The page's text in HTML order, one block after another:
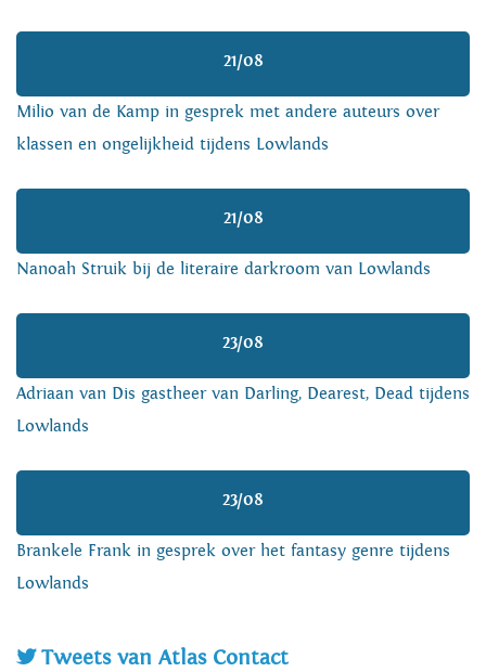
21/08
Milio van de Kamp in gesprek met andere auteurs over
klassen en ongelijkheid tijdens Lowlands
21/08
Nanoah Struik bij de literaire darkroom van Lowlands
23/08
Adriaan van Dis gastheer van Darling, Dearest, Dead tijdens
Lowlands
23/08
Brankele Frank in gesprek over het fantasy genre tijdens
Lowlands
Tweets van Atlas Contact